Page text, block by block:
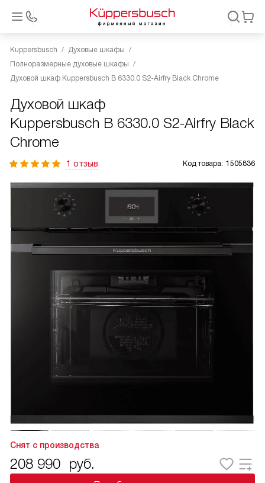
Kuppersbusch
Духовые шкафы
Полноразмерные духовые шкафы
Духовой шкаф Kuppersbusch B 6330.0 S2-Airfry Black Chrome
Духовой шкаф
Kuppersbusch B 6330.0 S2-Airfry Black
Chrome
1 отзыв Код товара: 1505836
Снят с производства
208 990 руб.